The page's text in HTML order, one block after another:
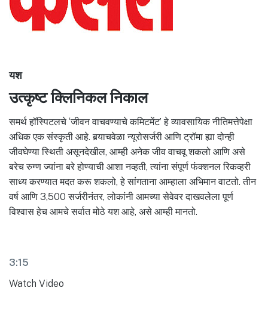
यश
उत्कृष्ट क्लिनिकल निकाल
समर्थ हॉस्पिटलचे ‘जीवन वाचवण्याचे कमिटमेंट’ हे व्यावसायिक नीतिमत्तेपेक्षा
अधिक एक संस्कृती आहे. बर्‍याचवेळा न्यूरोसर्जरी आणि ट्रॉमा ह्या दोन्ही
जीवघेण्या स्थिती असूनदेखील, आम्ही अनेक जीव वाचवू शकलो आणि असे
बरेच रुग्ण ज्यांना बरे होण्याची आशा नव्हती, त्यांना संपूर्ण फंक्शनल रिकव्हरी
साध्य करण्यात मदत करू शकलो, हे सांगताना आम्हाला अभिमान वाटतो. तीन
वर्ष आणि 3,500 सर्जरीनंतर, लोकांनी आमच्या सेवेवर दाखवलेला पूर्ण
विश्वास हेच आमचे सर्वात मोठे यश आहे, असे आम्ही मानतो.
3:15
Watch Video